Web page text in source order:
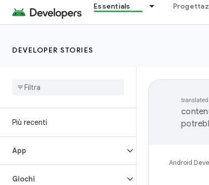
Essentials
DEVELOPER STORIES
Più recenti
App
Giochi
Android